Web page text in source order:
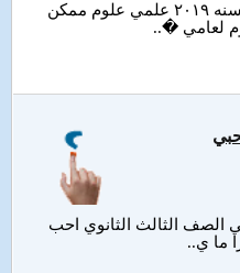
انا جايبه ٨٥% ثانويه عامه مصريه لسنه ٢٠١٩ علمي علوم ممكن
لعامي �..
الصف الثالث الثانوي احب
ما ي..